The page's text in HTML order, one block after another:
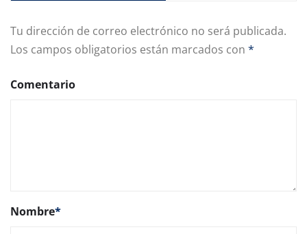
Tu dirección de correo electrónico no será publicada.
Los campos obligatorios están marcados con *
Comentario
Nombre*